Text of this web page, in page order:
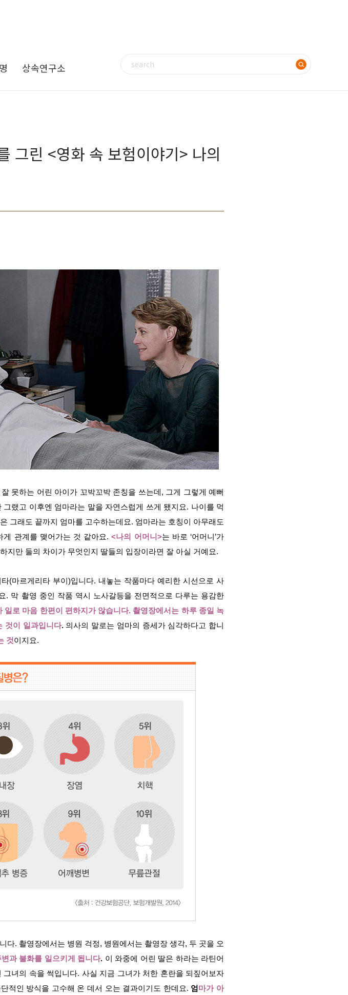
상속연구소
그린 <영화 속 보험이야기> 나의
못하는 어린 아이가 꼬박꼬박 존칭을 쓰는데, 그게 그렇게 예뻐
랬고 이후엔 엄마라는 말을 자연스럽게 쓰게 됐지요. 나이를 먹
그래도 끝까지 엄마를 고수하는데요. 엄마라는 호칭이 아무래도
게 관계를 맺어가는 것 같아요.<나의 어머니>는 바로 ‘어머니’가
지만 둘의 차이가 무엇인지 딸들의 입장이라면 잘 아실 거예요.
(마르게리타 부이)입니다. 내놓는 작품마다 예리한 시선으로 사
. 막 촬영 중인 작품 역시 노사갈등을 전면적으로 다루는 용감한
일로 마음 한편이 편하지가 않습니다. 촬영장에서는 하루 종일 녹
것이 일과입니다.의사의 말로는 엄마의 증세가 심각하다고 합니
것이지요.
다. 촬영장에서는 병원 걱정, 병원에서는 촬영장 생각, 두 곳을 오
과 불화를 일으키게 됩니다. 이 와중에 어린 딸은 하라는 라틴어
녀의 속을 썩입니다. 사실 지금 그녀가 처한 혼란을 되짚어보자
적인 방식을 고수해 온 데서 오는 결과이기도 한데요. 엄마가 아